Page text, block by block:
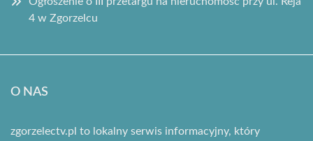
4 w Zgorzelcu
O NAS
zgorzelectv.pl to lokalny serwis informacyjny, który